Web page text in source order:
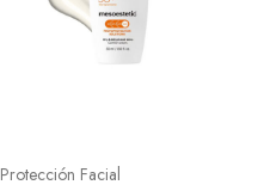
Protección Facial